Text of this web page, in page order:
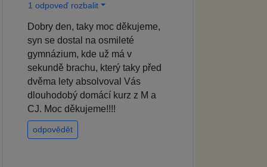
1 odpoveď rozbalit
Dobry den, taky moc děkujeme,
syn se dostal na osmileté
gymnázium, kde už má v
sekundě brachu, který taky před
dvěma lety absolvoval Vás
dlouhodobý domácí kurz z M a
CJ. Moc děkujeme!!!!
odpovědět